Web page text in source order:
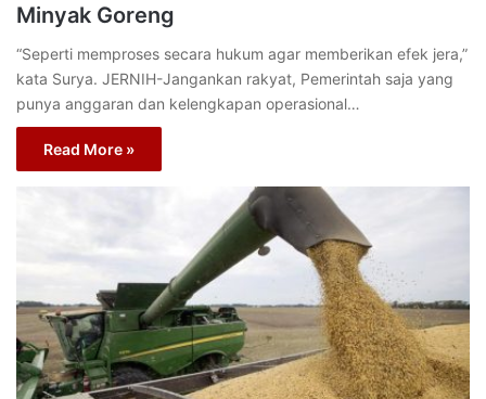
Minyak Goreng
“Seperti memproses secara hukum agar memberikan efek jera,”
kata Surya. JERNIH-Jangankan rakyat, Pemerintah saja yang
punya anggaran dan kelengkapan operasional…
Read More »